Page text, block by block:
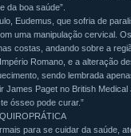
da boa saúde”.
Eudemus, que sofria de
uma manipulação cervical.
costas, andando sobre a
Romano, e a alteração
sendo lembrada
James Paget no British
ósseo pode curar.”
para se cuidar da saúde,